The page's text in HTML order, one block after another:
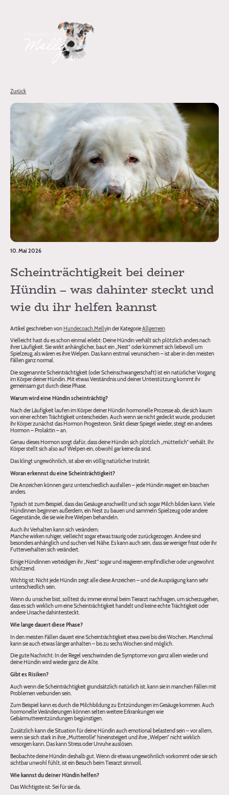
Zurück
10. Mai 2026
Scheinträchtigkeit bei deiner
Hündin – was dahinter steckt und
wie du ihr helfen kannst
Artikel geschrieben vonHundecoach Mellyin der KategorieAllgemein
Vielleicht hast du es schon einmal erlebt: Deine Hündin verhält sich plötzlich anders nach
ihrer Läufigkeit. Sie wirkt anhänglicher, baut ein „Nest“ oder kümmert sich liebevoll um
Spielzeug, als wären es ihre Welpen. Das kann erstmal verunsichern – ist aber in den meisten
Fällen ganz normal.
Die sogenannte Scheinträchtigkeit (oder Scheinschwangerschaft) ist ein natürlicher Vorgang
im Körper deiner Hündin. Mit etwas Verständnis und deiner Unterstützung kommt ihr
gemeinsam gut durch diese Phase.
Warum wird eine Hündin scheinträchtig?
Nach der Läufigkeit laufen im Körper deiner Hündin hormonelle Prozesse ab, die sich kaum
von einer echten Trächtigkeit unterscheiden. Auch wenn sie nicht gedeckt wurde, produziert
ihr Körper zunächst das Hormon Progesteron. Sinkt dieser Spiegel wieder, steigt ein anderes
Hormon – Prolaktin – an.
Genau dieses Hormon sorgt dafür, dass deine Hündin sich plötzlich „mütterlich“ verhält. Ihr
Körper stellt sich also auf Welpen ein, obwohl gar keine da sind.
Das klingt ungewöhnlich, ist aber ein völlig natürlicher Instinkt.
Woran erkennst du eine Scheinträchtigkeit?
Die Anzeichen können ganz unterschiedlich ausfallen – jede Hündin reagiert ein bisschen
anders.
Typisch ist zum Beispiel, dass das Gesäuge anschwillt und sich sogar Milch bilden kann. Viele
Hündinnen beginnen außerdem, ein Nest zu bauen und sammeln Spielzeug oder andere
Gegenstände, die sie wie ihre Welpen behandeln.
Auch ihr Verhalten kann sich verändern:
Manche wirken ruhiger, vielleicht sogar etwas traurig oder zurückgezogen. Andere sind
besonders anhänglich und suchen viel Nähe. Es kann auch sein, dass sie weniger frisst oder ihr
Futterverhalten sich verändert.
Einige Hündinnen verteidigen ihr „Nest“ sogar und reagieren empfindlicher oder ungewohnt
schützend.
Wichtig ist: Nicht jede Hündin zeigt alle diese Anzeichen – und die Ausprägung kann sehr
unterschiedlich sein.
Wenn du unsicher bist, solltest du immer einmal beim Tierarzt nachfragen, um sicherzugehen,
dass es sich wirklich um eine Scheinträchtigkeit handelt und keine echte Trächtigkeit oder
andere Ursache dahintersteckt.
Wie lange dauert diese Phase?
In den meisten Fällen dauert eine Scheinträchtigkeit etwa zwei bis drei Wochen. Manchmal
kann sie auch etwas länger anhalten – bis zu sechs Wochen sind möglich.
Die gute Nachricht: In der Regel verschwinden die Symptome von ganz allein wieder und
deine Hündin wird wieder ganz die Alte.
Gibt es Risiken?
Auch wenn die Scheinträchtigkeit grundsätzlich natürlich ist, kann sie in manchen Fällen mit
Problemen verbunden sein.
Zum Beispiel kann es durch die Milchbildung zu Entzündungen im Gesäuge kommen. Auch
hormonelle Veränderungen können selten weitere Erkrankungen wie
Gebärmutterentzündungen begünstigen.
Zusätzlich kann die Situation für deine Hündin auch emotional belastend sein – vor allem,
wenn sie sich stark in ihre „Mutterrolle“ hineinsteigert und ihre „Welpen“ nicht wirklich
versorgen kann. Das kann Stress oder Unruhe auslösen.
Beobachte deine Hündin deshalb gut. Wenn dir etwas ungewöhnlich vorkommt oder sie sich
sichtbar unwohl fühlt, ist ein Besuch beim Tierarzt sinnvoll.
Wie kannst du deiner Hündin helfen?
Das Wichtigste ist: Sei für sie da.